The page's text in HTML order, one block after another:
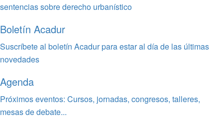
sentencias sobre derecho urbanístico
Boletín Acadur
Suscríbete al boletín Acadur para estar al día de las últimas
novedades
Agenda
Próximos eventos: Cursos, jornadas, congresos, talleres,
mesas de debate...